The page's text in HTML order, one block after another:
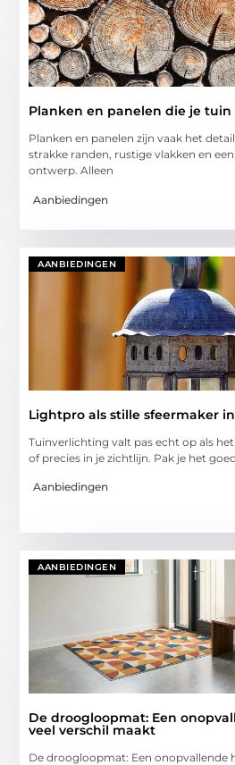
Planken en panelen die je
Planken en panelen zijn vaak het
strakke randen, rustige vlakken en
ontwerp. Alleen
Aanbiedingen
AANBIEDINGEN
Lightpro als stille sfeermaker
Tuinverlichting valt pas echt op als
of precies in je zichtlijn. Pak je het
Aanbiedingen
AANBIEDINGEN
De droogloopmat: Een
veel verschil maakt
De droogloopmat: Een onopvallende